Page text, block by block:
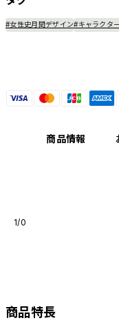
#女性史月間デザイン#キャラクタ
商品情報
1/0
商品特長